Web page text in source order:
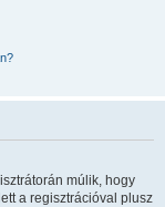
múlik, hogy
a regisztrációval plusz